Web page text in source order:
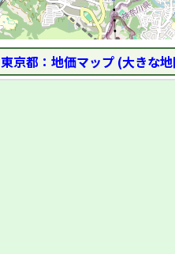
東京都：地価マップ (大きな